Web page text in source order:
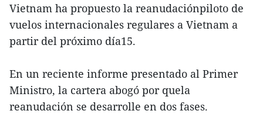
Vietnam ha propuesto la reanudaciónpiloto de
vuelos internacionales regulares a Vietnam a
partir del próximo día15.
En un reciente informe presentado al Primer
Ministro, la cartera abogó por quela
reanudación se desarrolle en dos fases.